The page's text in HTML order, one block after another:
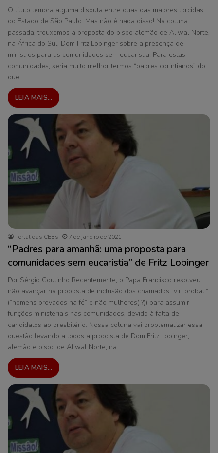
O título lembra alguma disputa entre duas das maiores torcidas
do Estado de São Paulo. Mas não é nada disso! Na coluna
passada, trouxemos a proposta do bispo alemão de Aliwal Norte,
na África do Sul, Dom Fritz Lobinger sobre a presença de
ministros para as comunidades sem eucaristia. Para estas
comunidades, seria muito melhor termos “padres corintianos” do
que…
LEIA MAIS...
Portal das CEBs 7 de janeiro de 2021
“Padres para amanhã: uma proposta para
comunidades sem eucaristia” de Fritz Lobinger
Por Sérgio Coutinho Recentemente, o Papa Francisco resolveu
não avançar na proposta de inclusão dos chamados “viri probati”
(“homens provados na fé” e não mulheres(!?)) para assumir
funções ministeriais nas comunidades, devido à falta de
candidatos ao presbitério. Nossa coluna vai problematizar essa
questão levando a todos a proposta de Dom Fritz Lobinger,
alemão e bispo de Aliwal Norte, na…
LEIA MAIS...